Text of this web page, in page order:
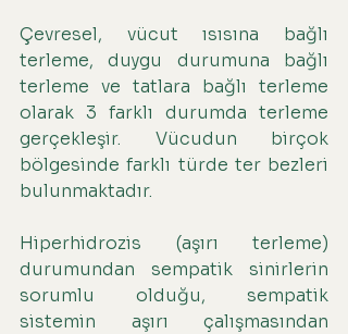
Çevresel, vücut ısısına bağlı
terleme, duygu durumuna bağlı
terleme ve tatlara bağlı terleme
olarak 3 farklı durumda terleme
gerçekleşir. Vücudun birçok
bölgesinde farklı türde ter bezleri
bulunmaktadır.
Hiperhidrozis (aşırı terleme)
durumundan sempatik sinirlerin
sorumlu olduğu, sempatik
sistemin aşırı çalışmasından